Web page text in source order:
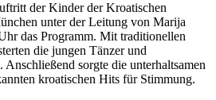
der Kinder der Kroatischen
unter der Leitung von Marija
das Programm. Mit traditionellen
die jungen Tänzer und
sorgte die unterhaltsamen
kroatischen Hits für Stimmung.